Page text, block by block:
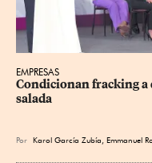
EMPRESAS
Condicionan fracking a
salada
Por Karol García Zubía Emmanuel